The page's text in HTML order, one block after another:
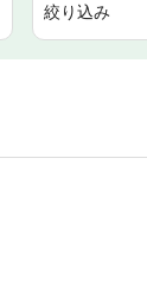
絞り込み